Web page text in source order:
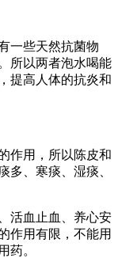
一些天然抗菌物
所以两者泡水喝能
提高人体的抗炎和
作用，所以陈皮和
多、寒痰、湿痰、
活血止血、养心安
作用有限，不能用
药。